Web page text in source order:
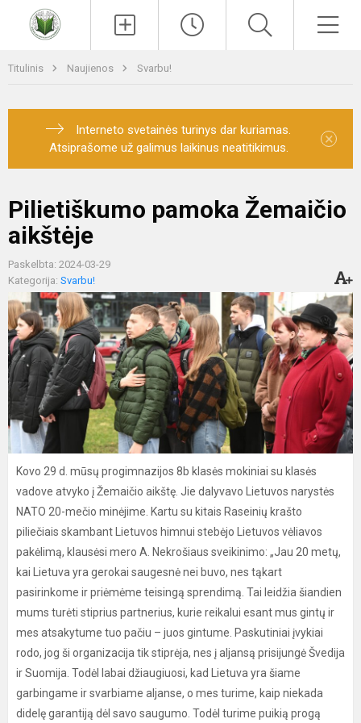
Titulinis Naujienos Svarbu!
Interneto svetainės turinys dar kuriamas.
Atsiprašome už galimus laikinus neatitikimus.
×
Pilietiškumo pamoka Žemaičio
aikštėje
Paskelbta: 2024-03-29
Kategorija: Svarbu!
Kovo 29 d. mūsų progimnazijos 8b klasės mokiniai su klasės
vadove atvyko į Žemaičio aikštę. Jie dalyvavo Lietuvos narystės
NATO 20-mečio minėjime. Kartu su kitais Raseinių krašto
piliečiais skambant Lietuvos himnui stebėjo Lietuvos vėliavos
pakėlimą, klausėsi mero A. Nekrošiaus sveikinimo: „Jau 20 metų,
kai Lietuva yra gerokai saugesnė nei buvo, nes tąkart
pasirinkome ir priėmėme teisingą sprendimą. Tai leidžia šiandien
mums turėti stiprius partnerius, kurie reikalui esant mus gintų ir
mes atsakytume tuo pačiu – juos gintume. Paskutiniai įvykiai
rodo, jog ši organizacija tik stiprėja, nes į aljansą prisijungė Švedija
ir Suomija. Todėl labai džiaugiuosi, kad Lietuva yra šiame
garbingame ir svarbiame aljanse, o mes turime, kaip niekada
didelę garantiją dėl savo saugumo. Todėl turime puikią progą